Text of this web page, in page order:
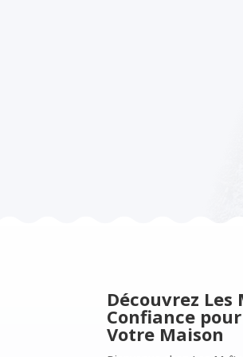
Découvrez Les
Confiance
Votre Maison